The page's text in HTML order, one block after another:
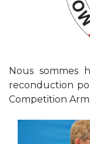
Nous sommes
reconduction
Competition